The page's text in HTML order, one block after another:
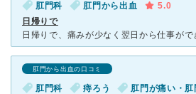
肛門科 肛門から出血
5.0
日帰りで
肛門から出血の口コミ
肛門科 痔ろう 肛門が痛い・